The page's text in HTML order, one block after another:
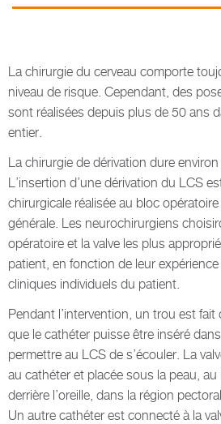
La chirurgie du cerveau comporte
niveau de risque. Cependant, des
sont réalisées depuis plus de 50 ans
entier.
La chirurgie de dérivation dure environ
L’insertion d’une dérivation du LCS
chirurgicale réalisée au bloc
générale. Les neurochirurgiens
opératoire et la valve les plus
patient, en fonction de leur
cliniques individuels du patient.
Pendant l’intervention, un trou est fait
que le cathéter puisse être inséré
permettre au LCS de s’écouler. La
au cathéter et placée sous la peau,
derrière l’oreille, dans la région
Un autre cathéter est connecté à la